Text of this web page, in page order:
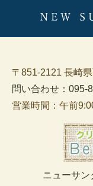
〒851-2121 長崎
問い合わせ：095-
営業時間：午前
ニューサン